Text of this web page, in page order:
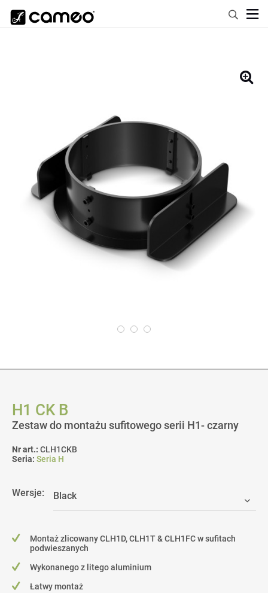
H1 CK B
Zestaw do montażu sufitowego serii H1- czarny
Nr art.: CLH1CKB
Seria: Seria H
Wersje:
Montaż zlicowany CLH1D, CLH1T & CLH1FC w sufitach
podwieszanych
Wykonanego z litego aluminium
Łatwy montaż